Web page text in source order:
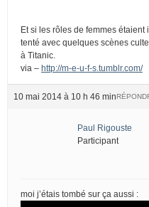
Et si les rôles de femmes
tenté avec quelques scènes
à Titanic.
via – http://m-e-u-f-s.tumblr.com/
10 mai 2014 à 10 h 46 min
Paul Rigouste
Participant
moi j’étais tombé sur ça aussi :